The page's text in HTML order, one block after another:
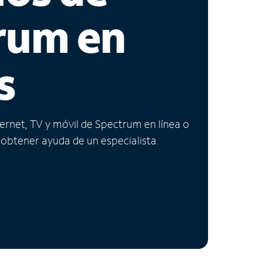
en
TV y móvil de Spectrum en línea o
ayuda de un especialista.